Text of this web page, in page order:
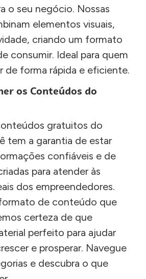
o seu negócio. Nossas
elementos visuais,
criando um formato
consumir. Ideal para quem
de forma rápida e eficiente.
os Conteúdos do
gratuitos do
tem a garantia de estar
confiáveis e de
para atender às
dos empreendedores.
de conteúdo que
certeza de que
perfeito para ajudar
e prosperar. Navegue
e descubra o que